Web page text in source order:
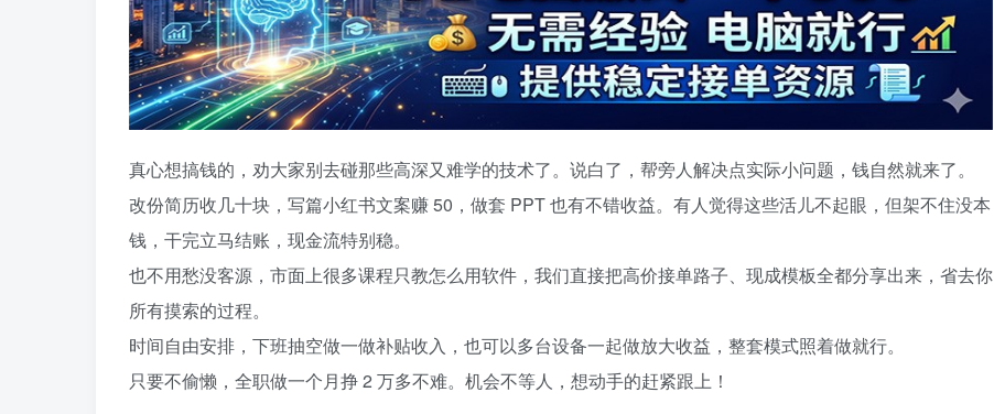
真心想搞钱的，劝大家别去碰那些高深又难学的技术了。说白了，帮旁人解决点实际小问题，钱自然就来了。
改份简历收几十块，写篇小红书文案赚 50，做套 PPT 也有不错收益。有人觉得这些活儿不起眼，但架不住没本
钱，干完立马结账，现金流特别稳。
也不用愁没客源，市面上很多课程只教怎么用软件，我们直接把高价接单路子、现成模板全都分享出来，省去你
所有摸索的过程。
时间自由安排，下班抽空做一做补贴收入，也可以多台设备一起做放大收益，整套模式照着做就行。
只要不偷懒，全职做一个月挣 2 万多不难。机会不等人，想动手的赶紧跟上！